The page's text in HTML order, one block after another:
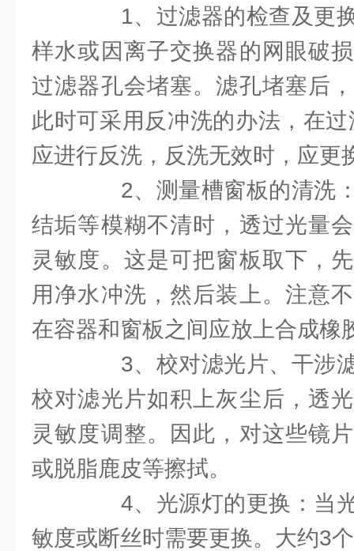
1、过滤器的检查及更换
样水或因离子交换器的网眼破
过滤器孔会堵塞。滤孔堵塞后
此时可采用反冲洗的办法，在
应进行反洗，反洗无效时，应更
2、测量槽窗板的清洗：
结垢等模糊不清时，透过光量
灵敏度。这是可把窗板取下，
用净水冲洗，然后装上。注意
在容器和窗板之间应放上合成橡
3、校对滤光片、干涉滤
校对滤光片如积上灰尘后，透
灵敏度调整。因此，对这些镜
或脱脂鹿皮等擦拭。
4、光源灯的更换：当光
敏度或断丝时需要更换。大约3